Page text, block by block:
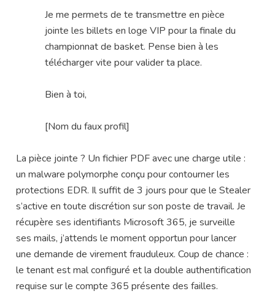
Je me permets de te transmettre en pièce
jointe les billets en loge VIP pour la finale du
championnat de basket. Pense bien à les
télécharger vite pour valider ta place.
Bien à toi,
[Nom du faux profil]
La pièce jointe ? Un fichier PDF avec une charge utile :
un malware polymorphe conçu pour contourner les
protections EDR. Il suffit de 3 jours pour que le Stealer
s’active en toute discrétion sur son poste de travail. Je
récupère ses identifiants Microsoft 365, je surveille
ses mails, j’attends le moment opportun pour lancer
une demande de virement frauduleux. Coup de chance :
le tenant est mal configuré et la double authentification
requise sur le compte 365 présente des failles.